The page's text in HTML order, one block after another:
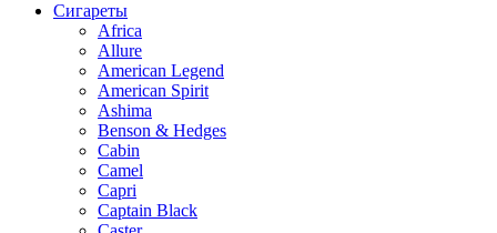
Сигареты
Africa
Allure
American Legend
American Spirit
Ashima
Benson & Hedges
Cabin
Camel
Capri
Captain Black